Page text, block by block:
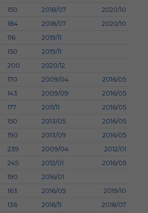
150 2018/07
2020/10
184 2018/07
2020/10
116
2019/11
150
2019/11
200
2020/12
170 2009/04
2016/05
143 2009/09
2016/05
177 2011/11
2016/05
150 2013/05
2016/05
190 2013/09
2016/05
239 2009/04
2012/01
245 2012/01
2016/05
190
2016/01
163 2016/05
2019/10
136 2016/11
2018/07